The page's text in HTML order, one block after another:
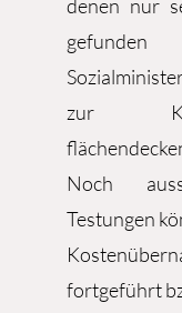
denen nur
zur
Noch
Testungen
fortgeführt